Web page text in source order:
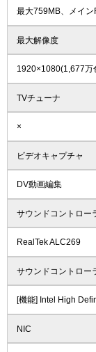
最大759MB、メイ
最大解像度
1920×1080(1,677万
TVチューナ
×
ビデオキャプチャ
DV動画編集
サウンドコントロー
RealTek ALC269
サウンドコントロー
[機能] Intel High
NIC